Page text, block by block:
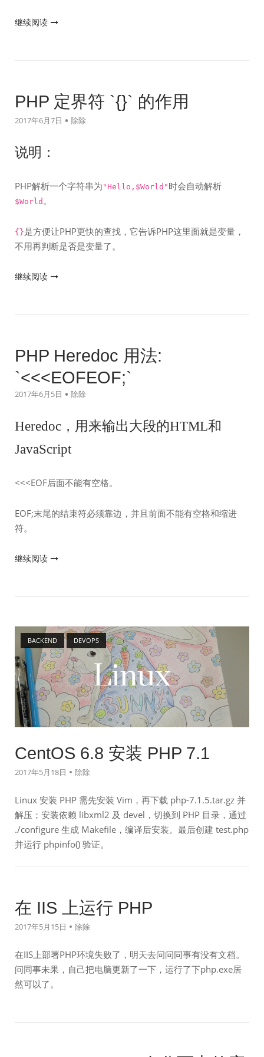
"PHP
双
引
号
区
继续阅读
PHP 定界符 `{}` 的作用
2017年6月7日 除除
说明：
PHP解析一个字符串为 "Hello,$World" 时会自动解析
$World 。
{}是方便让PHP更快的查找，它告诉PHP这里面就是变量，
不用再判断是否是变量了。
"PHP
的
作
用"
继续阅读
PHP Heredoc 用法:
`<<<EOFEOF;`
2017年6月5日 除除
Heredoc，用来输出大段的HTML和
JavaScript
<<<EOF后面不能有空格。
EOF;末尾的结束符必须靠边，并且前面不能有空格和缩进
符。
"PHP
继续阅读
BACKEND DEVOPS
Open post
CentOS 6.8 安装 PHP 7.1
2017年5月18日 除除
Linux 安装 PHP 需先安装 Vim，再下载 php-7.1.5.tar.gz 并
解压；安装依赖 libxml2 及 devel，切换到 PHP 目录，通过
./configure 生成 Makefile，编译后安装。最后创建 test.php
并运行 phpinfo() 验证。
在 IIS 上运行 PHP
2017年5月15日 除除
在IIS上部署PHP环境失败了，明天去问问同事有没有文档。
问同事未果，自己把电脑更新了一下，运行了下php.exe居
然可以了。